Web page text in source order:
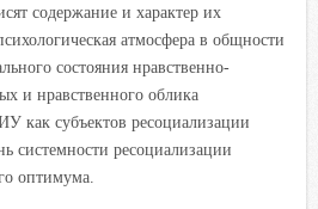
содержание и характер их
атмосфера в общности
состояния нравственно-
и нравственного облика
как субъектов ресоциализации
системности ресоциализации
оптимума.